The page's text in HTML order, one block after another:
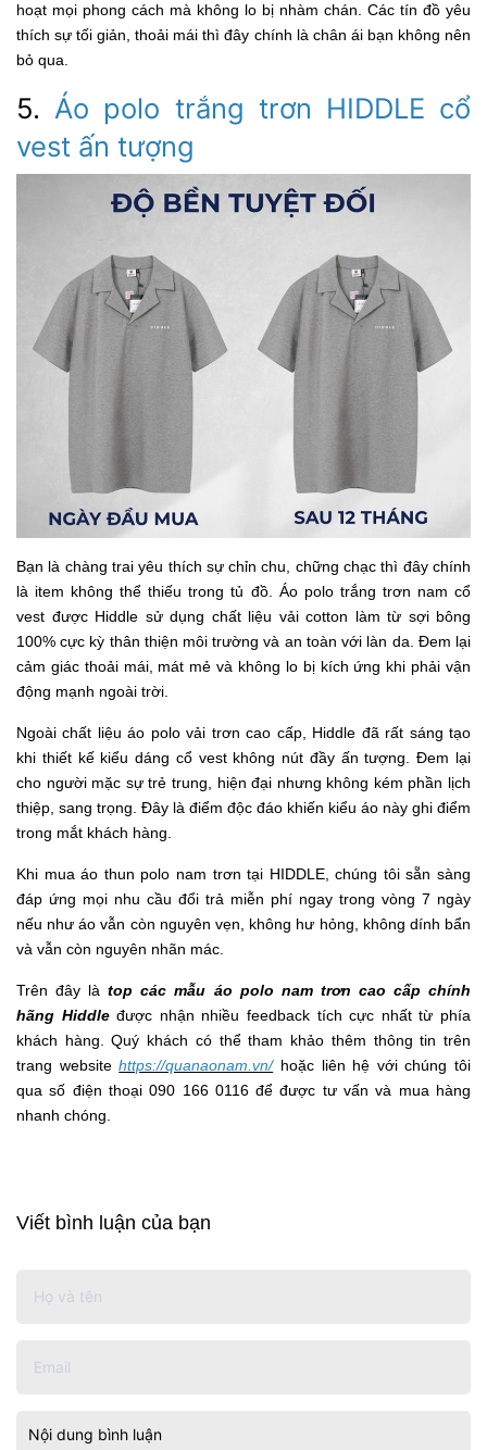
hoạt mọi phong cách mà không lo bị nhàm chán. Các tín đồ yêu
thích sự tối giản, thoải mái thì đây chính là chân ái bạn không nên
bỏ qua.
5.Áo polo trắng trơn HIDDLE cổ
vest ấn tượng
Bạn là chàng trai yêu thích sự chỉn chu, chững chạc thì đây chính
là item không thể thiếu trong tủ đồ. Áo polo trắng trơn nam cổ
vest được Hiddle sử dụng chất liệu vải cotton làm từ sợi bông
100% cực kỳ thân thiện môi trường và an toàn với làn da. Đem lại
cảm giác thoải mái, mát mẻ và không lo bị kích ứng khi phải vận
động mạnh ngoài trời.
Ngoài chất liệu áo polo vải trơn cao cấp, Hiddle đã rất sáng tạo
khi thiết kế kiểu dáng cổ vest không nút đầy ấn tượng. Đem lại
cho người mặc sự trẻ trung, hiện đại nhưng không kém phần lịch
thiệp, sang trọng. Đây là điểm độc đáo khiến kiểu áo này ghi điểm
trong mắt khách hàng.
Khi mua áo thun polo nam trơn tại HIDDLE, chúng tôi sẵn sàng
đáp ứng mọi nhu cầu đổi trả miễn phí ngay trong vòng 7 ngày
nếu như áo vẫn còn nguyên vẹn, không hư hỏng, không dính bẩn
và vẫn còn nguyên nhãn mác.
Trên đây làtop các mẫu áo polo nam trơn cao cấp chính
hãng Hiddleđược nhận nhiều feedback tích cực nhất từ phía
khách hàng. Quý khách có thể tham khảo thêm thông tin trên
trang websitehttps://quanaonam.vn/hoặc liên hệ với chúng tôi
qua số điện thoại 090 166 0116 để được tư vấn và mua hàng
nhanh chóng.
Viết bình luận của bạn